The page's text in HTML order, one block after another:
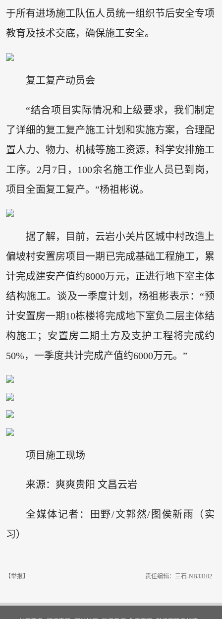
于所有进场施工队伍人员统一组织节后安全专项
教育及技术交底，确保施工安全。
复工复产动员会
“结合项目实际情况和上级要求，我们制定
了详细的复工复产施工计划和实施方案，合理配
置人力、物力、机械等施工资源，科学安排施工
工序。2月7日，100余名施工作业人员已到岗，
项目全面复工复产。”杨祖彬说。
据了解，目前，云岩小关片区城中村改造上
偏坡村安置房项目一期已完成基础工程施工，累
计完成建安产值约8000万元，正进行地下室主体
结构施工。谈及一季度计划，杨祖彬表示：“预
计安置房一期10栋楼将完成地下室负二层主体结
构施工；安置房二期土方及支护工程将完成约
50%，一季度共计完成产值约6000万元。”
项目施工现场
来源：爽爽贵阳 文昌云岩
全媒体记者：田野/文郭然/图侯新雨（实
习）
【举报】 责任编辑：三石-NB33102